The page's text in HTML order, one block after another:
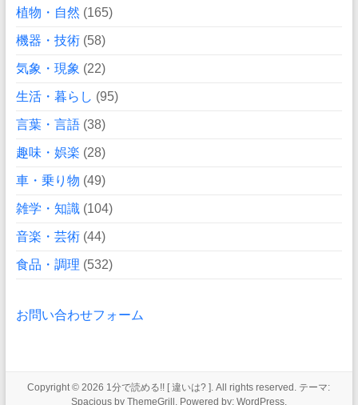
植物・自然 (165)
機器・技術(58)
気象・現象 (22)
生活・暮らし (95)
言葉・言語(38)
趣味・娯楽 (28)
車・乗り物 (49)
雑学・知識(104)
音楽・芸術(44)
食品・調理 (532)
お問い合わせフォーム
Copyright © 2026 1分で読める!! [ 違いは? ]. All rights reserved. テーマ:
Spaciousby ThemeGrill. Powered by: WordPress.